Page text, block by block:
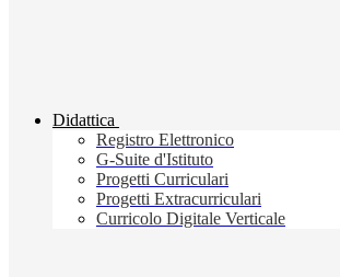
Didattica
Registro Elettronico
G-Suite d'Istituto
Progetti Curriculari
Progetti Extracurriculari
Curricolo Digitale Verticale